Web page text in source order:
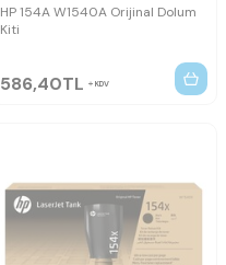
HP 154A W1540A Orijinal Dolum
Kiti
586,40TL KDV